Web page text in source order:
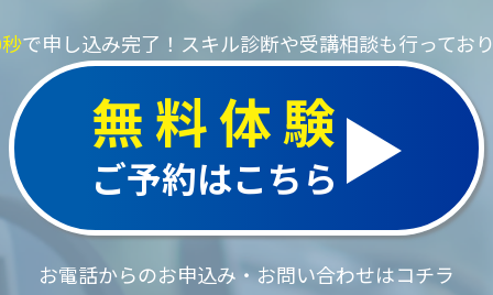
で申し込み完了！ スキル診断や受講相談も行ってお
無料体験
ご予約はこちら
お電話からのお申込み・お問い合わせはコチラ